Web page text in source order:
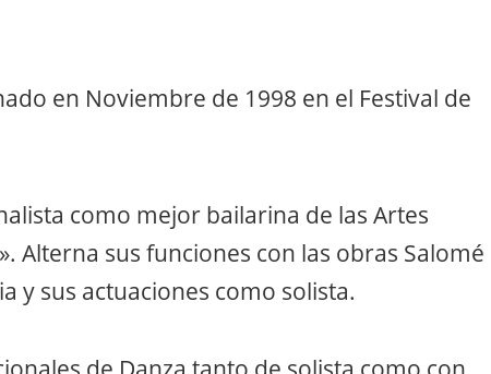
en Noviembre de 1998 en el Festival de
como mejor bailarina de las Artes
Alterna sus funciones con las obras Salomé
y sus actuaciones como solista.